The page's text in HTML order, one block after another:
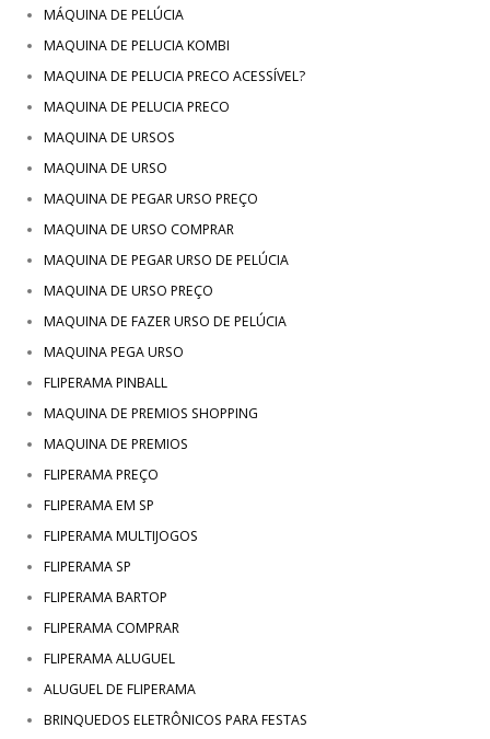
MÁQUINA DE PELÚCIA
MAQUINA DE PELUCIA KOMBI
MAQUINA DE PELUCIA PRECO ACESSÍVEL?
MAQUINA DE PELUCIA PRECO
MAQUINA DE URSOS
MAQUINA DE URSO
MAQUINA DE PEGAR URSO PREÇO
MAQUINA DE URSO COMPRAR
MAQUINA DE PEGAR URSO DE PELÚCIA
MAQUINA DE URSO PREÇO
MAQUINA DE FAZER URSO DE PELÚCIA
MAQUINA PEGA URSO
FLIPERAMA PINBALL
MAQUINA DE PREMIOS SHOPPING
MAQUINA DE PREMIOS
FLIPERAMA PREÇO
FLIPERAMA EM SP
FLIPERAMA MULTIJOGOS
FLIPERAMA SP
FLIPERAMA BARTOP
FLIPERAMA COMPRAR
FLIPERAMA ALUGUEL
ALUGUEL DE FLIPERAMA
BRINQUEDOS ELETRÔNICOS PARA FESTAS